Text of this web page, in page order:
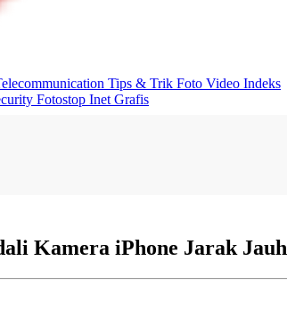
Tips & Trik Foto Video Indeks
Fotostop Inet Grafis
Kamera iPhone Jarak Jauh